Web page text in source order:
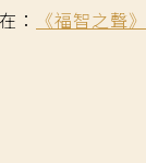
： 《福智之聲》